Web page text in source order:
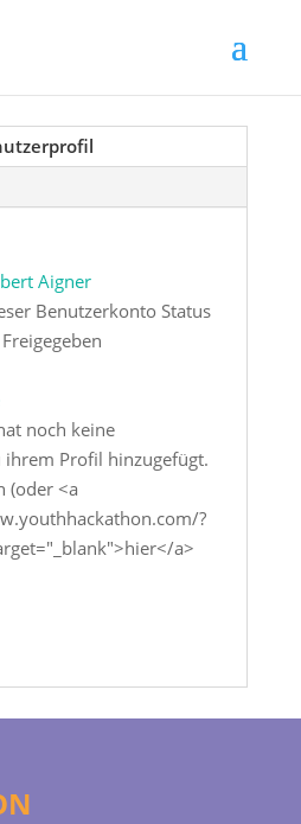
Aigner
Benutzerkonto Status
noch keine
Profil hinzugefügt.
(oder <a
?
a>